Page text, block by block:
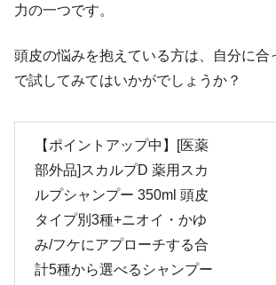
力の一つです。
頭皮の悩みを抱えている方は、自分に合
で試してみてはいかがでしょうか？
【ポイントアップ中】[医薬
部外品]スカルプD 薬用スカ
ルプシャンプー 350ml 頭皮
タイプ別3種+ニオイ・かゆ
み/フケにアプローチする合
計5種から選べるシャンプー